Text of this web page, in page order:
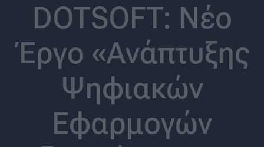
DOTSOFT: Νέο
Έργο «Ανάπτυξης
Ψηφιακών
Εφαρμογών